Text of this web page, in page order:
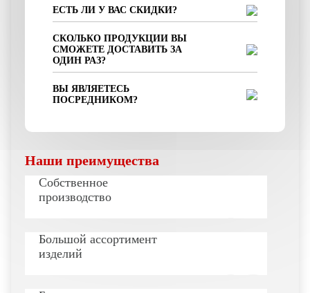
ЕСТЬ ЛИ У ВАС СКИДКИ?
СКОЛЬКО ПРОДУКЦИИ ВЫ
СМОЖЕТЕ ДОСТАВИТЬ ЗА
ОДИН РАЗ?
ВЫ ЯВЛЯЕТЕСЬ
ПОСРЕДНИКОМ?
Наши преимущества
Собственное
производство
Большой ассортимент
изделий